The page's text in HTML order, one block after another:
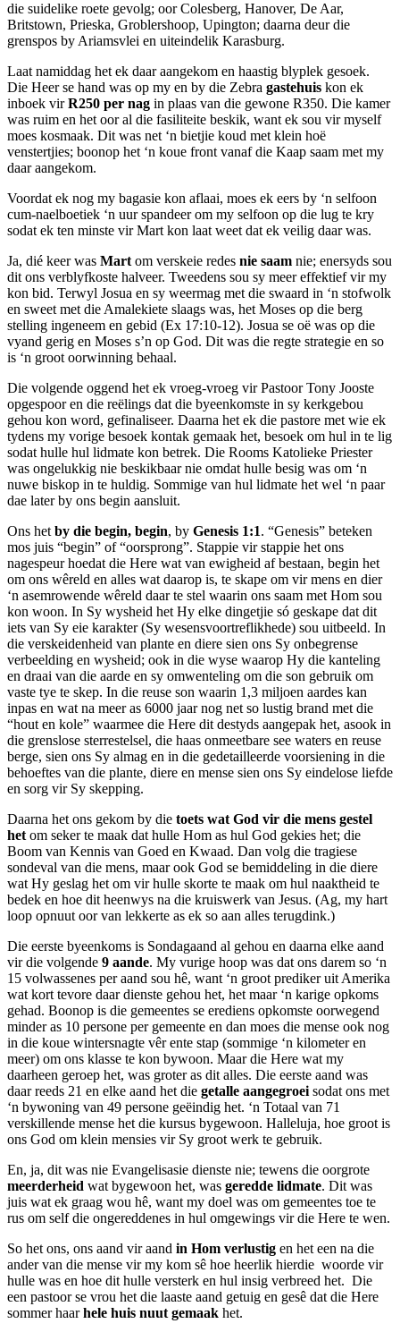
die suidelike roete gevolg; oor Colesberg, Hanover, De Aar,
Britstown, Prieska, Groblershoop, Upington; daarna deur die
grenspos by Ariamsvlei en uiteindelik Karasburg.
Laat namiddag het ek daar aangekom en haastig blyplek gesoek.
Die Heer se hand was op my en by die Zebra gastehuis kon ek
inboek virR250 per nag in plaas van die gewone R350. Die kamer
was ruim en het oor al die fasiliteite beskik, want ek sou vir myself
moes kosmaak. Dit was net ‘n bietjie koud met klein hoë
venstertjies; boonop het ‘n koue front vanaf die Kaap saam met my
daar aangekom.
Voordat ek nog my bagasie kon aflaai, moes ek eers by ‘n selfoon
cum-naelboetiek ‘n uur spandeer om my selfoon op die lug te kry
sodat ek ten minste vir Mart kon laat weet dat ek veilig daar was.
Ja, dié keer was Mart om verskeie redes nie saam nie; enersyds sou
dit ons verblyfkoste halveer. Tweedens sou sy meer effektief vir my
kon bid. Terwyl Josua en sy weermag met die swaard in ‘n stofwolk
en sweet met die Amalekiete slaags was, het Moses op die berg
stelling ingeneem en gebid (Ex 17:10-12). Josua se oë was op die
vyand gerig en Moses s’n op God. Dit was die regte strategie en so
is ‘n groot oorwinning behaal.
Die volgende oggend het ek vroeg-vroeg vir Pastoor Tony Jooste
opgespoor en die reëlings dat die byeenkomste in sy kerkgebou
gehou kon word, gefinaliseer. Daarna het ek die pastore met wie ek
tydens my vorige besoek kontak gemaak het, besoek om hul in te lig
sodat hulle hul lidmate kon betrek. Die Rooms Katolieke Priester
was ongelukkig nie beskikbaar nie omdat hulle besig was om ‘n
nuwe biskop in te huldig. Sommige van hul lidmate het wel ‘n paar
dae later by ons begin aansluit.
Ons het by die begin, begin, by Genesis 1:1. “Genesis” beteken
mos juis “begin” of “oorsprong”. Stappie vir stappie het ons
nagespeur hoedat die Here wat van ewigheid af bestaan, begin het
om ons wêreld en alles wat daarop is, te skape om vir mens en dier
‘n asemrowende wêreld daar te stel waarin ons saam met Hom sou
kon woon. In Sy wysheid het Hy elke dingetjie só geskape dat dit
iets van Sy eie karakter (Sy wesensvoortreflikhede) sou uitbeeld. In
die verskeidenheid van plante en diere sien ons Sy onbegrense
verbeelding en wysheid; ook in die wyse waarop Hy die kanteling
en draai van die aarde en sy omwenteling om die son gebruik om
vaste tye te skep. In die reuse son waarin 1,3 miljoen aardes kan
inpas en wat na meer as 6000 jaar nog net so lustig brand met die
“hout en kole” waarmee die Here dit destyds aangepak het, asook in
die grenslose sterrestelsel, die haas onmeetbare see waters en reuse
berge, sien ons Sy almag en in die gedetailleerde voorsiening in die
behoeftes van die plante, diere en mense sien ons Sy eindelose liefde
en sorg vir Sy skepping.
Daarna het ons gekom by die toets wat God vir die mens gestel
het om seker te maak dat hulle Hom as hul God gekies het; die
Boom van Kennis van Goed en Kwaad. Dan volg die tragiese
sondeval van die mens, maar ook God se bemiddeling in die diere
wat Hy geslag het om vir hulle skorte te maak om hul naaktheid te
bedek en hoe dit heenwys na die kruiswerk van Jesus. (Ag, my hart
loop opnuut oor van lekkerte as ek so aan alles terugdink.)
Die eerste byeenkoms is Sondagaand al gehou en daarna elke aand
vir die volgende 9 aande. My vurige hoop was dat ons darem so ‘n
15 volwassenes per aand sou hê, want ‘n groot prediker uit Amerika
wat kort tevore daar dienste gehou het, het maar ‘n karige opkoms
gehad. Boonop is die gemeentes se erediens opkomste oorwegend
minder as 10 persone per gemeente en dan moes die mense ook nog
in die koue wintersnagte vêr ente stap (sommige ‘n kilometer en
meer) om ons klasse te kon bywoon. Maar die Here wat my
daarheen geroep het, was groter as dit alles. Die eerste aand was
daar reeds 21 en elke aand het die getalle aangegroei sodat ons met
‘n bywoning van 49 persone geëindig het. ‘n Totaal van 71
verskillende mense het die kursus bygewoon. Halleluja, hoe groot is
ons God om klein mensies vir Sy groot werk te gebruik.
En, ja, dit was nie Evangelisasie dienste nie; tewens die oorgrote
meerderheid wat bygewoon het, was geredde lidmate. Dit was
juis wat ek graag wou hê, want my doel was om gemeentes toe te
rus om self die ongereddenes in hul omgewings vir die Here te wen.
So het ons, ons aand vir aand in Hom verlustig en het een na die
ander van die mense vir my kom sê hoe heerlik hierdie woorde vir
hulle was en hoe dit hulle versterk en hul insig verbreed het. Die
een pastoor se vrou het die laaste aand getuig en gesê dat die Here
sommer haarhele huis nuut gemaak het.